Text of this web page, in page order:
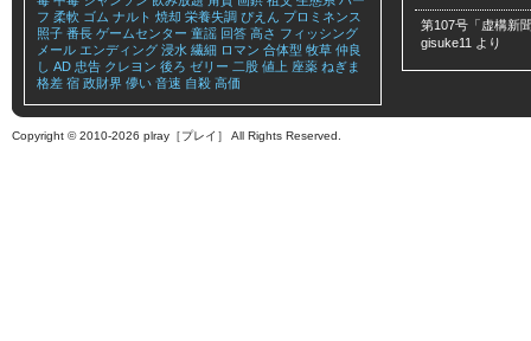
フ 柔軟 ゴム ナルト 焼却 栄養失調 ぴえん プロミネンス
照子 番長 ゲームセンター 童謡 回答 高さ フィッシング
メール エンディング 浸水 繊細 ロマン 合体型 牧草 仲良
し AD 忠告 クレヨン 後ろ ゼリー 二股 値上 座薬 ねぎま
格差 宿 政財界 儚い 音速 自殺 高価
第107号「虚構新
gisuke11 より
Copyright © 2010-2026 plray［プレイ］ All Rights Reserved.